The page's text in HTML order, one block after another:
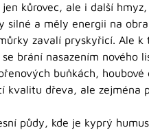
kůrovec, ale i další
silné a měly energii na
zavalí pryskyřicí. Ale
brání nasazením nového
buňkách, houbové
kvalitu dřeva, ale zejména
půdy, kde je kyprý